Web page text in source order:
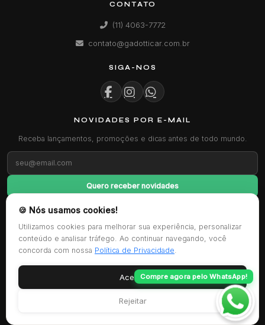
🍪 Nós usamos cookies!
Utilizamos cookies para melhorar sua experiência, personalizar
conteúdo e analisar tráfego. Ao continuar navegando, você
concorda com nossa Política de Privacidade.
Aceitar
Rejeitar
CONTATO
(11) 4063-7772
contato@gadotticar.com.br
SIGA-NOS
NOVIDADES POR E-MAIL
Receba lançamentos, promoções e dicas antes de todo mundo.
Quero receber novidades
FORMAS DE PAGAMENTO
Compre agora pelo WhatsApp!